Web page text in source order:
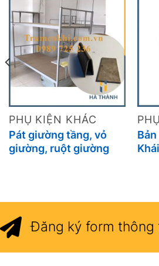
PHỤ KIỆN KHÁC
Pát giường tầng, vỏ
giường, ruột giường
Đăng ký form thông